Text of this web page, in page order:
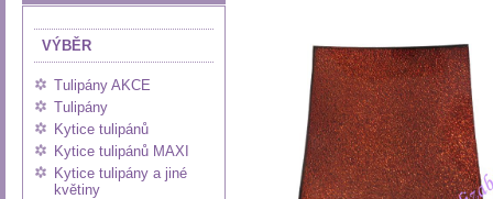
VÝBĚR
Tulipány AKCE
Tulipány
Kytice tulipánů
Kytice tulipánů MAXI
Kytice tulipány a jiné
květiny